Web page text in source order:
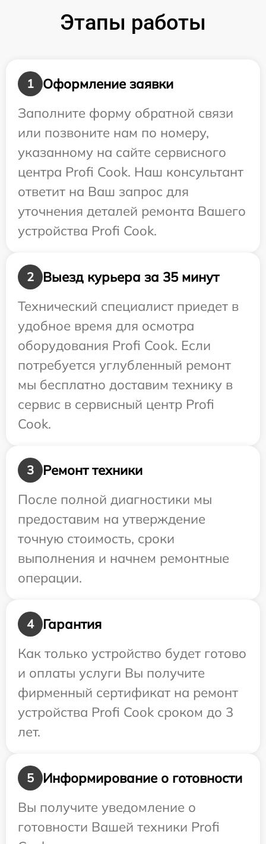
Этапы работы
1
Оформление заявки
Заполните форму обратной связи
или позвоните нам по номеру,
указанному на сайте сервисного
центра Profi Cook. Наш консультант
ответит на Ваш запрос для
уточнения деталей ремонта Вашего
устройства Profi Cook.
2
Выезд курьера за 35 минут
Технический специалист приедет в
удобное время для осмотра
оборудования Profi Cook. Если
потребуется углубленный ремонт
мы бесплатно доставим технику в
сервис в сервисный центр Profi
Cook.
3
Ремонт техники
После полной диагностики мы
предоставим на утверждение
точную стоимость, сроки
выполнения и начнем ремонтные
операции.
4
Гарантия
Как только устройство будет готово
и оплаты услуги Вы получите
фирменный сертификат на ремонт
устройства Profi Cook сроком до 3
лет.
5
Информирование о готовности
Вы получите уведомление о
готовности Вашей техники Profi